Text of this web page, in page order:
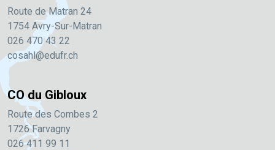
Route de Matran 24
1754 Avry-Sur-Matran
026 470 43 22
cosahl@edufr.ch
CO du Gibloux
Route des Combes 2
1726 Farvagny
026 411 99 11